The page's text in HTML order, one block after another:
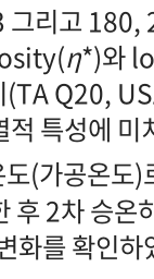
그리고
η*)와
Q20,
특성에
도(가공온
후 2차 승온
화를 확인